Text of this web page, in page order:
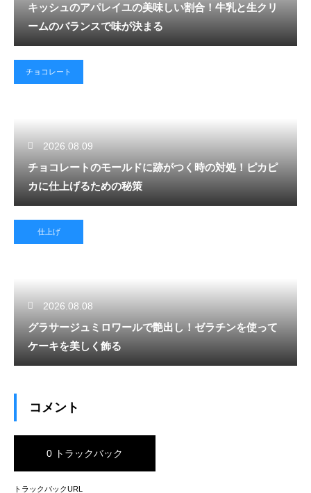
キッシュのアパレイユの美味しい割合！牛乳と生クリ
ームのバランスで味が決まる
チョコレート
2026.08.09
チョコレートのモールドに跡がつく時の対処！ピカピ
カに仕上げるための秘策
仕上げ
2026.08.08
グラサージュミロワールで艶出し！ゼラチンを使って
ケーキを美しく飾る
コメント
0 トラックバック
トラックバックURL